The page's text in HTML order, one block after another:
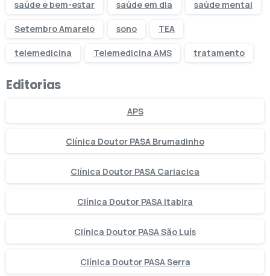
saúde e bem-estar saúde em dia saúde mental
Setembro Amarelo sono TEA
telemedicina Telemedicina AMS tratamento
Editorias
APS
Clínica Doutor PASA Brumadinho
Clínica Doutor PASA Cariacica
Clínica Doutor PASA Itabira
Clínica Doutor PASA São Luís
Clínica Doutor PASA Serra